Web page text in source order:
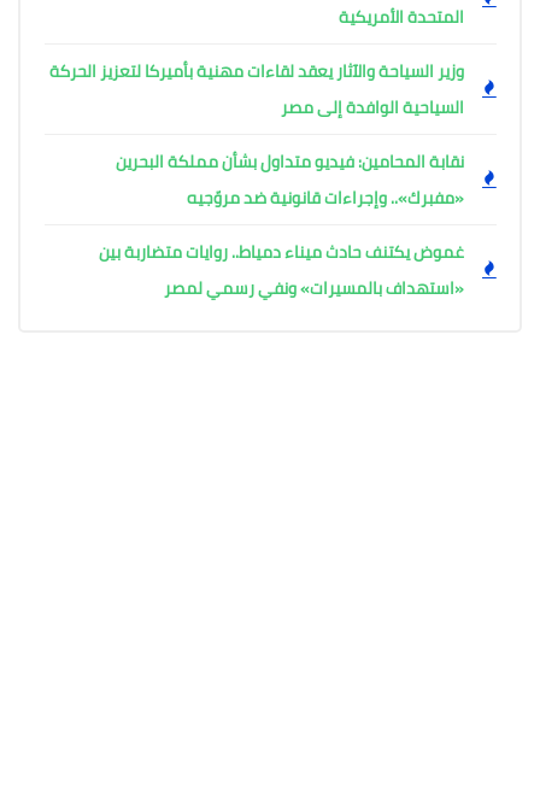
المتحدة الأمريكية
وزير السياحة والآثار يعقد لقاءات مهنية بأميركا لتعزيز الحركة
السياحية الوافدة إلى مصر
نقابة المحامين: فيديو متداول بشأن مملكة البحرين
«مفبرك».. وإجراءات قانونية ضد مروّجيه
غموض يكتنف حادث ميناء دمياط.. روايات متضاربة بين
«استهداف بالمسيرات» ونفي رسمي لمصر